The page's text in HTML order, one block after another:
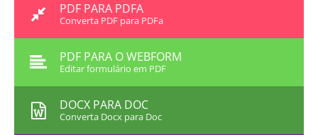
PDF PARA PDFA
Converta PDF para PDFa
PDF PARA O WEBFORM
Editar formulário em PDF
DOCX PARA DOC
Converta Docx para Doc